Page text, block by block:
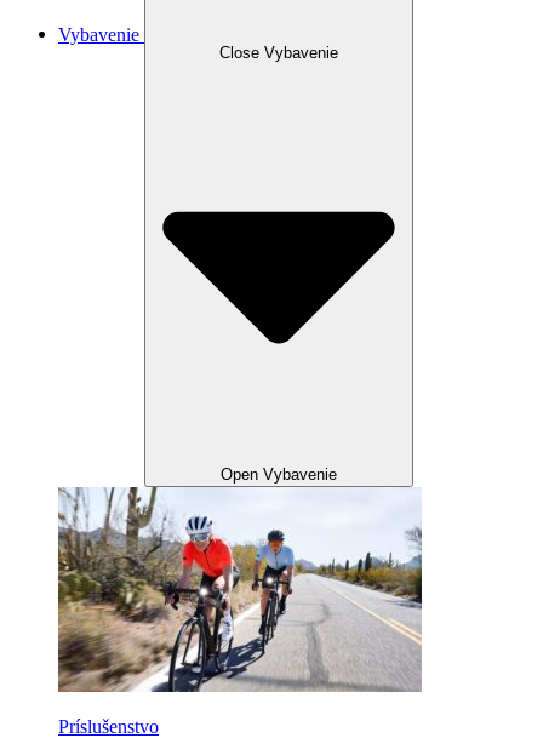
Vybavenie
Close Vybavenie
Open Vybavenie
Príslušenstvo